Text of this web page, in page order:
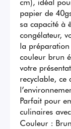
papier de
sa capacité à
congélateur,
la préparation
couleur brun
votre
recyclable, ce
Parfait pour
culinaires
Couleur : Brun